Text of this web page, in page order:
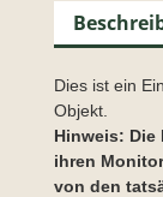
Dies ist ein
Objekt.
Hinweis: Die
ihren
von den